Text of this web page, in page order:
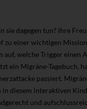
sie dagegen tun? Ihre
zu einer wichtigen
auf, welche Trigger einen
ein Migräne-Tagebuch,
passiert.
diesem interaktiven
und